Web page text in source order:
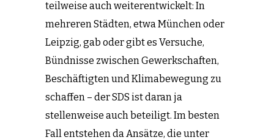
teilweise auch weiterentwickelt: In
mehreren Städten, etwa München oder
Leipzig, gab oder gibt es Versuche,
Bündnisse zwischen Gewerkschaften,
Beschäftigten und Klimabewegung zu
schaffen – der SDS ist daran ja
stellenweise auch beteiligt. Im besten
Fall entstehen da Ansätze, die unter